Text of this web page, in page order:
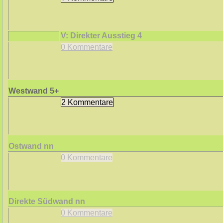
Hinten offener AR und
V: Direkter Ausstieg 4
0 Kommentare
Westwand 5+
2 Kommentare
Ostwand nn
0 Kommentare
Direkte Südwand nn
0 Kommentare